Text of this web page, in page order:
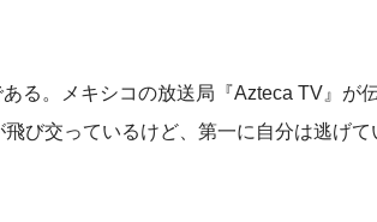
る。メキシコの放送局『Azteca TV』が
び交っているけど、第一に自分は逃げて